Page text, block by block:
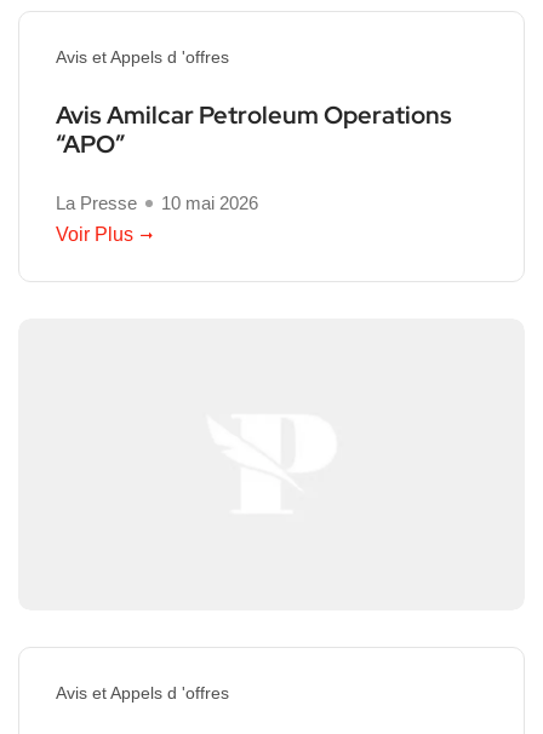
Avis et Appels d 'offres
Avis Amilcar Petroleum Operations
“APO”
La Presse
10 mai 2026
Voir Plus
Avis et Appels d 'offres